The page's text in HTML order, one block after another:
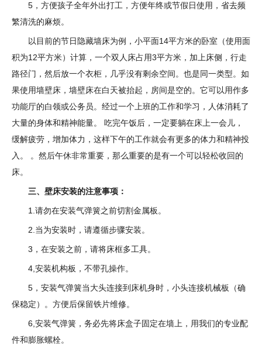
5，方便孩子全年外出打工，方便年终或节假日使用，省去频
繁清洗的麻烦。
以目前的节日隐藏墙床为例，小平面14平方米的卧室（使用面
积为12平方米）计算，一个双人床占用3平方米，加上床侧，行走
路径门，然后放一个衣柜，几乎没有剩余空间。也是同一类型。如
果使用墙壁床，墙壁床在白天被抬起，房间是空的。它可以用作多
功能厅的白领或公务员。经过一个上班的工作和学习，人体消耗了
大量的身体和精神能量。 吃完午饭后，一定要躺在床上一会儿，
缓解疲劳，增加体力，这样下午的工作就会有更多的体力和精神投
入。 。然后午休非常重要，那么重要的是有一个可以轻松收回的
床。
三、壁床安装的注意事项：
1.请勿在安装气弹簧之前切割金属板。
2.当为安装时，请遵循步骤安装。
3，在安装之前，请将床框多工具。
4,安装机构板，不带孔操作。
5，安装气弹簧当大头连接到床机身时，小头连接机械板（确
保稳定）。方便后保留铁片维修。
6,安装气弹簧，务必先将床盒子固定在墙上，用我们的专业配
件和膨胀螺栓。